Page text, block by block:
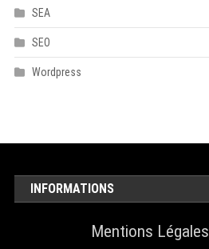
SEA
SEO
Wordpress
INFORMATIONS
Mentions Légales